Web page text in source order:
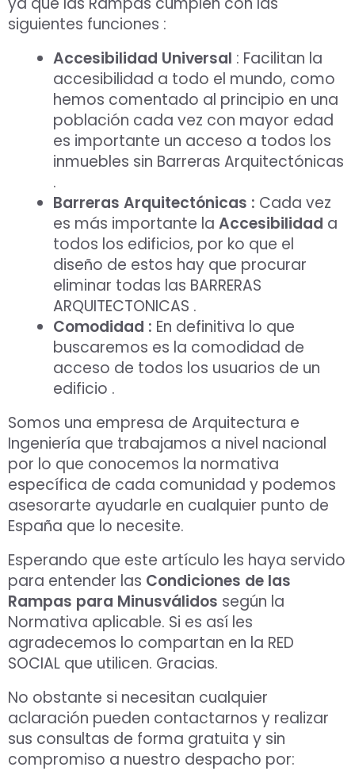
siguientes funciones :
Accesibilidad Universal : Facilitan la
accesibilidad a todo el mundo, como
hemos comentado al principio en una
población cada vez con mayor edad
es importante un acceso a todos los
inmuebles sin Barreras Arquitectónicas
.
Barreras Arquitectónicas : Cada vez
es más importante la Accesibilidad a
todos los edificios, por ko que el
diseño de estos hay que procurar
eliminar todas las BARRERAS
ARQUITECTONICAS .
Comodidad : En definitiva lo que
buscaremos es la comodidad de
acceso de todos los usuarios de un
edificio .
Somos una empresa de Arquitectura e
Ingeniería que trabajamos a nivel nacional
por lo que conocemos la normativa
específica de cada comunidad y podemos
asesorarte ayudarle en cualquier punto de
España que lo necesite.
Esperando que este artículo les haya servido
para entender las Condiciones de las
Rampas para Minusválidos según la
Normativa aplicable. Si es así les
agradecemos lo compartan en la RED
SOCIAL que utilicen. Gracias.
No obstante si necesitan cualquier
aclaración pueden contactarnos y realizar
sus consultas de forma gratuita y sin
compromiso a nuestro despacho por: